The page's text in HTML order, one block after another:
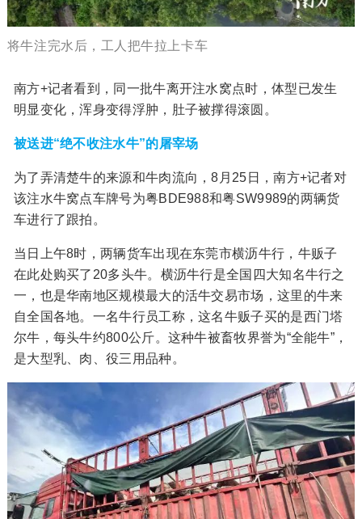
将牛注完水后，工人把牛拉上卡车
南方+记者看到，同一批牛离开注水窝点时，体型已发生
明显变化，浑身变得浮肿，肚子被撑得滚圆。
被送进“绝不收注水牛”的屠宰场
为了弄清楚牛的来源和牛肉流向，8月25日，南方+记者对
该注水牛窝点车牌号为粤BDE988和粤SW9989的两辆货
车进行了跟拍。
当日上午8时，两辆货车出现在东莞市横沥牛行，牛贩子
在此处购买了20多头牛。横沥牛行是全国四大知名牛行之
一，也是华南地区规模最大的活牛交易市场，这里的牛来
自全国各地。一名牛行员工称，这名牛贩子买的是西门塔
尔牛，每头牛约800公斤。这种牛被畜牧界誉为“全能牛”，
是大型乳、肉、役三用品种。